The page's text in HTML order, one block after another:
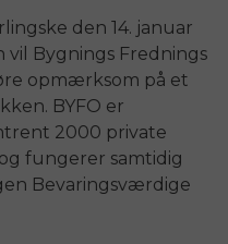
den 14. januar
vil Bygnings Frednings
opmærksom på et
BYFO er
2000 private
fungerer samtidig
Bevaringsværdige